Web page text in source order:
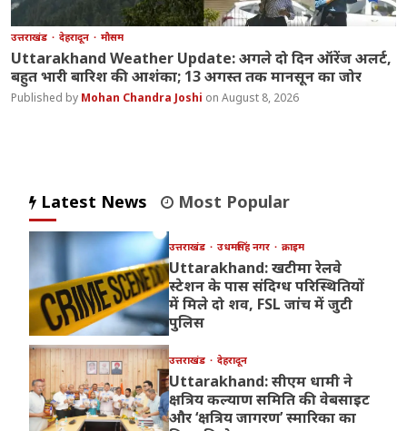
उत्तराखंड देहरादून मौसम
Uttarakhand Weather Update: अगले दो दिन ऑरेंज अलर्ट,
बहुत भारी बारिश की आशंका; 13 अगस्त तक मानसून का जोर
Mohan Chandra Joshi August 8, 2026
Latest News Most Popular
उत्तराखंड उधमसिंह नगर क्राइम
Uttarakhand: खटीमा रेलवे
स्टेशन के पास संदिग्ध परिस्थितियों
में मिले दो शव, FSL जांच में जुटी
पुलिस
उत्तराखंड देहरादून
Uttarakhand: सीएम धामी ने
क्षत्रिय कल्याण समिति की वेबसाइट
और ‘क्षत्रिय जागरण’ स्मारिका का